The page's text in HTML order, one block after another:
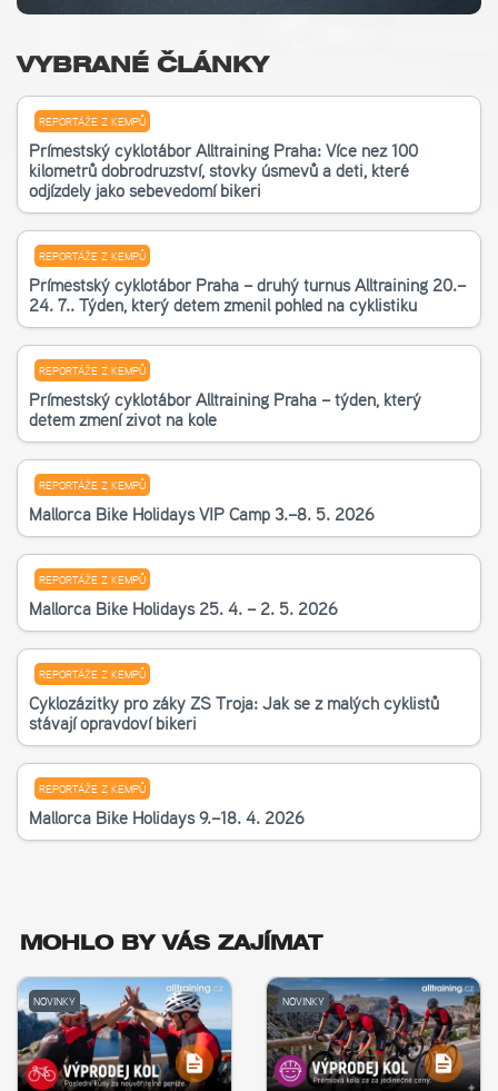
VYBRANÉ ČLÁNKY
REPORTÁŽE Z KEMPŮ
Příměstský cyklotábor Alltraining Praha: Více než 100
kilometrů dobrodružství, stovky úsměvů a děti, které
odjížděly jako sebevědomí bikeři
REPORTÁŽE Z KEMPŮ
Příměstský cyklotábor Praha – druhý turnus Alltraining 20.–
24. 7.. Týden, který dětem změnil pohled na cyklistiku
REPORTÁŽE Z KEMPŮ
Příměstský cyklotábor Alltraining Praha – týden, který
dětem změní život na kole
REPORTÁŽE Z KEMPŮ
Mallorca Bike Holidays VIP Camp 3.–8. 5. 2026
REPORTÁŽE Z KEMPŮ
Mallorca Bike Holidays 25. 4. – 2. 5. 2026
REPORTÁŽE Z KEMPŮ
Cyklozážitky pro žáky ZŠ Troja: Jak se z malých cyklistů
stávají opravdoví bikeři
REPORTÁŽE Z KEMPŮ
Mallorca Bike Holidays 9.–18. 4. 2026
MOHLO BY VÁS ZAJÍMAT
NOVINKY NOVINKY